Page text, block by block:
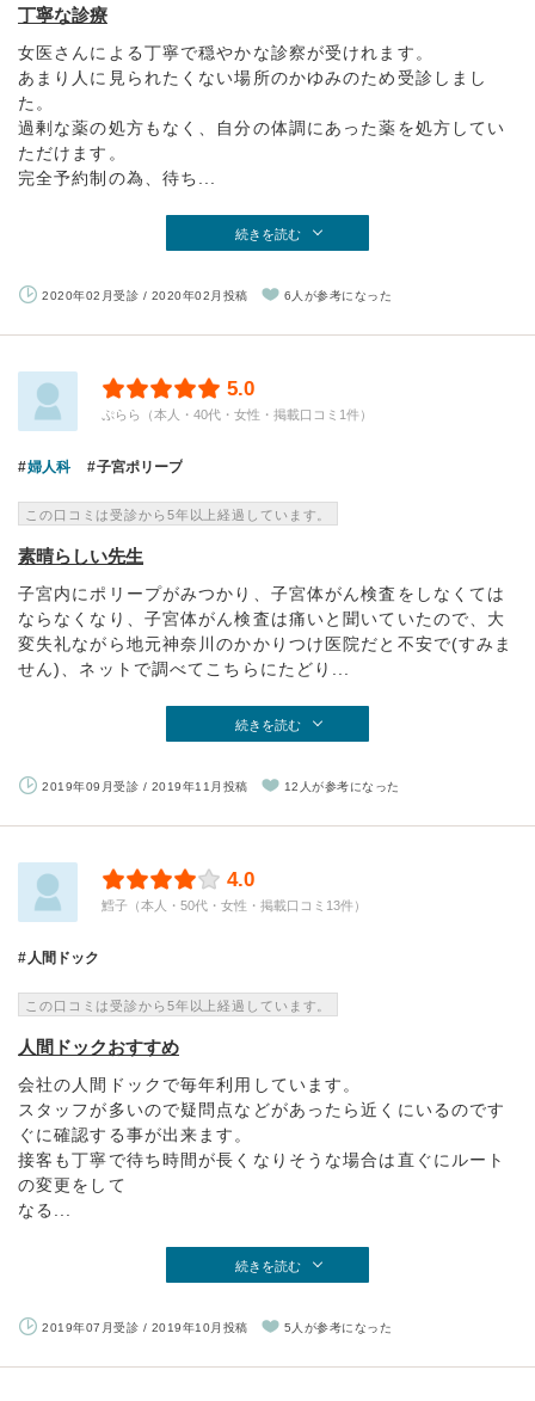
丁寧な診療
女医さんによる丁寧で穏やかな診察が受けれます。
あまり人に見られたくない場所のかゆみのため受診しまし
た。
過剰な薬の処方もなく、自分の体調にあった薬を処方してい
ただけます。
完全予約制の為、待ち...
続きを読む
2020年02月受診 / 2020年02月投稿 6人が参考になった
5.0
ぷらら（本人・40代・女性・掲載口コミ1件）
婦人科 子宮ポリープ
この口コミは受診から5年以上経過しています。
素晴らしい先生
子宮内にポリープがみつかり、子宮体がん検査をしなくては
ならなくなり、子宮体がん検査は痛いと聞いていたので、大
変失礼ながら地元神奈川のかかりつけ医院だと不安で(すみま
せん)、ネットで調べてこちらにたどり...
続きを読む
2019年09月受診 / 2019年11月投稿 12人が参考になった
4.0
鱈子（本人・50代・女性・掲載口コミ13件）
人間ドック
この口コミは受診から5年以上経過しています。
人間ドックおすすめ
会社の人間ドックで毎年利用しています。
スタッフが多いので疑問点などがあったら近くにいるのです
ぐに確認する事が出来ます。
接客も丁寧で待ち時間が長くなりそうな場合は直ぐにルート
の変更をして
なる...
続きを読む
2019年07月受診 / 2019年10月投稿 5人が参考になった